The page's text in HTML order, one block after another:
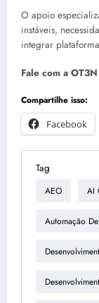
O apoio
instáveis,
integrar
Fale com a
Compartilhe isso:
Facebook
Tag
AEO AI
Automação